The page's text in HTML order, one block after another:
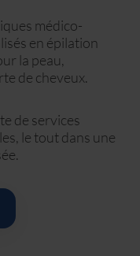
médico-
en épilation
la peau,
de cheveux.
de services
le tout dans une